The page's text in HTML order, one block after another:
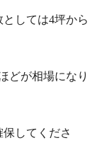
しては4坪から
どが相場になり
してくださ